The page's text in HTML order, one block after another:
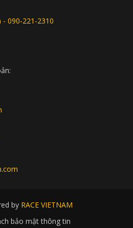
090-221-2310
by RACE VIETNAM
bảo mật thông tin